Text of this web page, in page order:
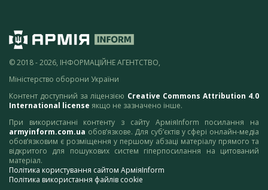
© 2018 - 2026, ІНФОРМАЦІЙНЕ АГЕНТСТВО,
Міністерство оборони України
Контент доступний за ліцензією Creative Commons Attribution 4.0
International license якщо не зазначено інше.
При використанні контенту з сайту АрміяInform посилання на
armyinform.com.ua обов’язкове. Для суб’єктів у сфері онлайн-медіа
обов’язковим є розміщення у першому абзаці матеріалу прямого та
відкритого для пошукових систем гіперпосилання на цитований
матеріал.
Політика користування сайтом АрміяInform
Політика використання файлів cookie